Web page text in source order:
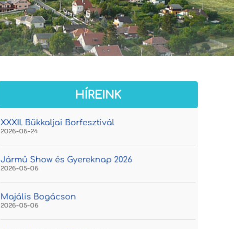
HÍREINK
XXXII. Bükkaljai Borfesztivál
2026-06-24
Jármű Show és Gyereknap 2026
2026-05-06
Majális Bogácson
2026-05-06